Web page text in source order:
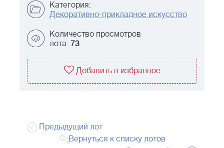
Категория:
Декоративно-прикладное искусство
Количество просмотров
лота: 73
Добавить в избранное
Предыдущий лот
Вернуться к списку лотов